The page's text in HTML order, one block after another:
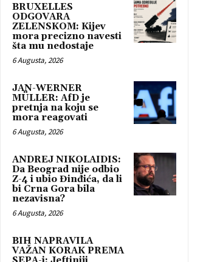
BRUXELLES
ODGOVARA
ZELENSKOM: Kijev
mora precizno navesti
šta mu nedostaje
6 Augusta, 2026
JAN-WERNER
MÜLLER: AfD je
pretnja na koju se
mora reagovati
6 Augusta, 2026
ANDREJ NIKOLAIDIS:
Da Beograd nije odbio
Z-4 i ubio Đinđića, da li
bi Crna Gora bila
nezavisna?
6 Augusta, 2026
BIH NAPRAVILA
VAŽAN KORAK PREMA